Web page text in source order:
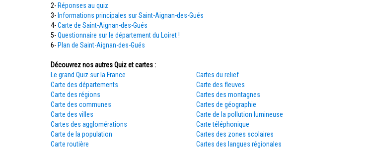
2- Réponses au quiz
3- Informations principales sur Saint-Aignan-des-Gués
4-Carte de Saint-Aignan-des-Gués
5-Questionnaire sur le département du Loiret !
6- Plan de Saint-Aignan-des-Gués
Découvrez nos autres Quiz et cartes :
Le grand Quiz sur la France
Carte des départements
Carte des régions
Carte des communes
Carte des villes
Cartes des agglomérations
Carte de la population
Carte routière
Cartes du relief
Carte des fleuves
Cartes des montagnes
Cartes de géographie
Carte de la pollution lumineuse
Carte téléphonique
Cartes des zones scolaires
Cartes des langues régionales